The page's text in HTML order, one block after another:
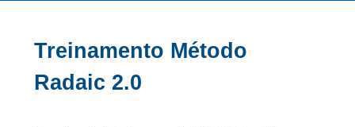
Treinamento Método
Radaic 2.0